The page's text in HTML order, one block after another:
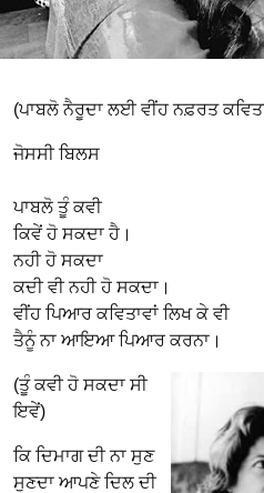
(ਪਾਬਲੋ ਨੈਰੂਦਾ ਲਈ ਵੀਂਹ ਨਫ਼ਰਤ
ਜੋਸਸੀ ਬਿਲਸ
ਪਾਬਲੋ ਤੂੰ ਕਵੀ
ਕਿਵੇਂ ਹੋ ਸਕਦਾ ਹੈ।
ਨਹੀ ਹੋ ਸਕਦਾ
ਕਦੀ ਵੀ ਨਹੀ ਹੋ ਸਕਦਾ।
ਵੀਂਹ ਪਿਆਰ ਕਵਿਤਾਵਾਂ ਲਿਖ ਕੇ ਵੀ
ਤੈਨੂੰ ਨਾ ਆਇਆ ਪਿਆਰ ਕਰਨਾ।
(ਤੂੰ ਕਵੀ ਹੋ ਸਕਦਾ ਸੀ
ਇਵੇਂ)
ਕਿ ਦਿਮਾਗ ਦੀ ਨਾ ਸੁਣ
ਸੁਣਦਾ ਆਪਣੇ ਦਿਲ ਦੀ